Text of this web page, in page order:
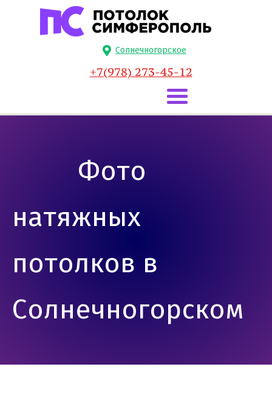
Солнечногорское
+7(978) 273-45-12
Фото
натяжных
потолков в
Солнечногорском